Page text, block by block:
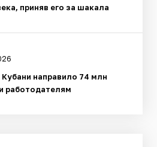
приняв его за шакала
направило 74 млн
работодателям